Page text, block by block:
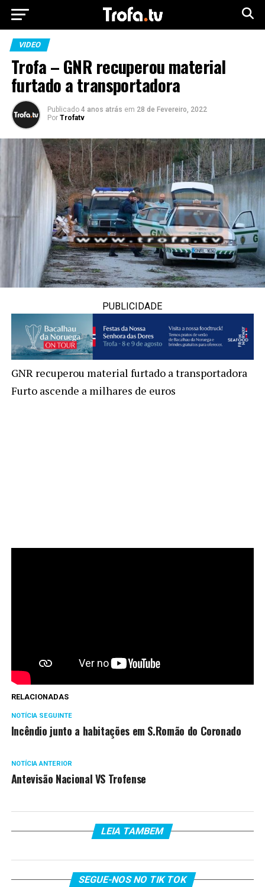
VIDEO
Trofa – GNR recuperou material
furtado a transportadora
Publicado 4 anos atrás em 28 de Fevereiro, 2022
Por Trofatv
PUBLICIDADE
GNR recuperou material furtado a transportadora
Furto ascende a milhares de euros
RELACIONADAS
NOTÍCIA SEGUINTE
Incêndio junto a habitações em S.Romão do Coronado
NOTÍCIA ANTERIOR
Antevisão Nacional VS Trofense
LEIA TAMBEM
SEGUE-NOS NO TIK TOK